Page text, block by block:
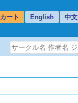
カート English 中文